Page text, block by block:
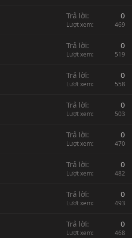
Trả lời 0
Lượt xem 469
Trả lời 0
Lượt xem 519
Trả lời 0
Lượt xem 558
Trả lời 0
Lượt xem 503
Trả lời 0
Lượt xem 470
Trả lời 0
Lượt xem 482
Trả lời 0
Lượt xem 493
Trả lời 0
Lượt xem 468